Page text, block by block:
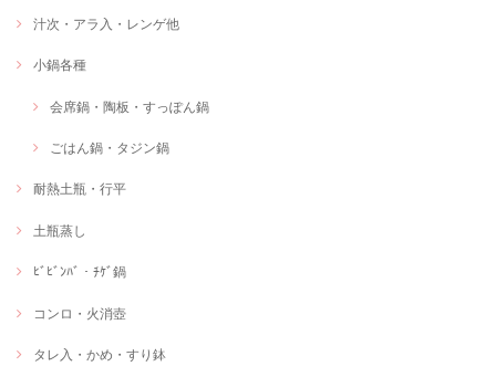
汁次・アラ入・レンゲ他
小鍋各種
会席鍋・陶板・すっぽん鍋
ごはん鍋・タジン鍋
耐熱土瓶・行平
土瓶蒸し
ﾋﾞﾋﾞﾝﾊﾞ・ﾁｹﾞ鍋
コンロ・火消壺
タレ入・かめ・すり鉢